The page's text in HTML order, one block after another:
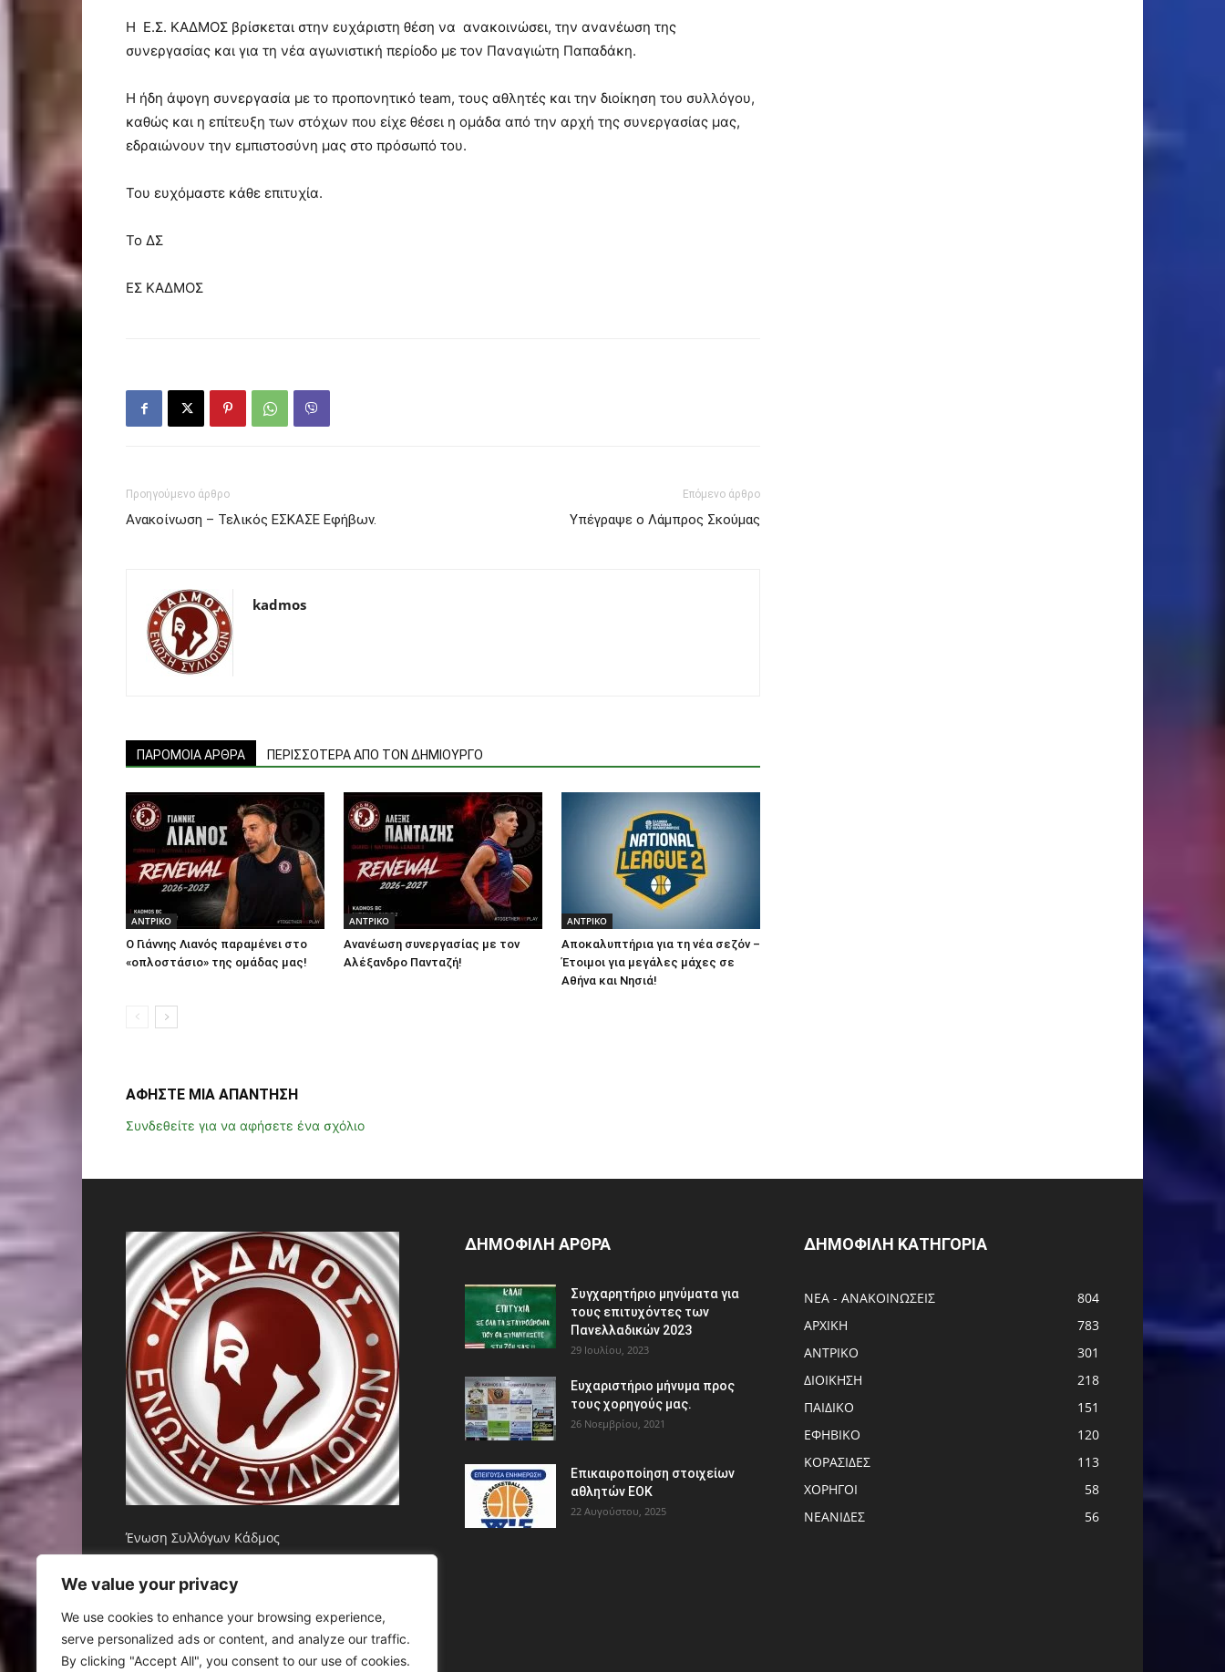
We value your privacy
We use cookies to enhance your browsing experience,
serve personalized ads or content, and analyze our traffic.
By clicking "Accept All", you consent to our use of cookies.
Η Ε.Σ. ΚΑΔΜΟΣ βρίσκεται στην ευχάριστη θέση να ανακοινώσει, την ανανέωση της
συνεργασίας και για τη νέα αγωνιστική περίοδο με τον Παναγιώτη Παπαδάκη.
Η ήδη άψογη συνεργασία με το προπονητικό team, τους αθλητές και την διοίκηση του συλλόγου,
καθώς και η επίτευξη των στόχων που είχε θέσει η ομάδα από την αρχή της συνεργασίας μας,
εδραιώνουν την εμπιστοσύνη μας στο πρόσωπό του.
Του ευχόμαστε κάθε επιτυχία.
Το ΔΣ
ΕΣ ΚΑΔΜΟΣ
Προηγούμενο άρθρο
Ανακοίνωση – Τελικός ΕΣΚΑΣΕ Εφήβων.
Επόμενο άρθρο
Υπέγραψε ο Λάμπρος Σκούμας
kadmos
ΠΑΡΟΜΟΙΑ ΑΡΘΡΑ ΠΕΡΙΣΣΟΤΕΡΑ ΑΠΟ ΤΟΝ ΔΗΜΙΟΥΡΓΟ
ΑΝTΡΙΚΟ
Ο Γιάννης Λιανός παραμένει στο
«οπλοστάσιο» της ομάδας μας!
ΑΝTΡΙΚΟ
Ανανέωση συνεργασίας με τον
Αλέξανδρο Πανταζή!
ΑΝTΡΙΚΟ
Αποκαλυπτήρια για τη νέα σεζόν –
Έτοιμοι για μεγάλες μάχες σε
Αθήνα και Νησιά!
ΑΦΗΣΤΕ ΜΙΑ ΑΠΑΝΤΗΣΗ
Συνδεθείτε για να αφήσετε ένα σχόλιο
Ένωση Συλλόγων Κάδμος
Επικοινωνία:
ΔΗΜΟΦΙΛΗ ΑΡΘΡΑ
Συγχαρητήριο μηνύματα για
τους επιτυχόντες των
Πανελλαδικών 2023
29 Ιουλίου, 2023
Ευχαριστήριο μήνυμα προς
τους χορηγούς μας.
26 Νοεμβρίου, 2021
Eπικαιροποίηση στοιχείων
αθλητών ΕΟΚ
22 Αυγούστου, 2025
ΔΗΜΟΦΙΛΗ ΚΑΤΗΓΟΡΙΑ
ΝΕΑ - ΑΝΑΚΟΙΝΩΣΕΙΣ
804
ΑΡΧΙΚΗ
783
ΑΝTΡΙΚΟ
301
ΔΙΟΙΚΗΣΗ
218
ΠΑΙΔΙΚΟ
151
ΕΦΗΒΙΚΟ
120
ΚΟΡΑΣΙΔΕΣ
113
ΧΟΡΗΓΟΙ
58
ΝΕΑΝΙΔΕΣ
56